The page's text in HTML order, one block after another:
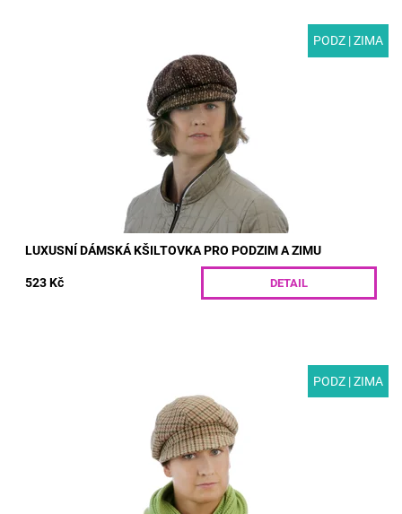
PODZ | ZIMA
MODEL: T05-44 | Luxusní dámská kšiltovka pro podzim a zimu
z originální vlněné látky s nopky. Příjemně hřeje a díky podšívce
Skladem
T05-44/S
LUXUSNÍ DÁMSKÁ KŠILTOVKA PRO PODZIM A ZIMU
523 Kč DETAIL
PODZ | ZIMA
MODEL: T05-33 | Dámská vlněná kšiltovka z elegantního
jemného kára s podšívkou. Jedinečný doplněk vašeho zimního
šatníku. Díky všité gumě se velice...
Skladem
T05-33/S